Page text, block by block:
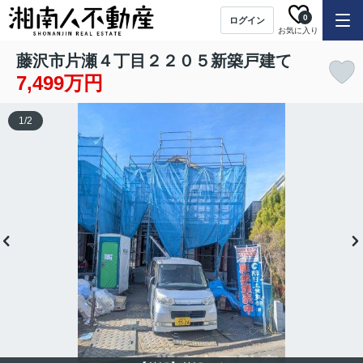
ログイン
お気に入り
0
藤沢市片瀬４丁目２２０５新築戸建て
7,499万円
1/2